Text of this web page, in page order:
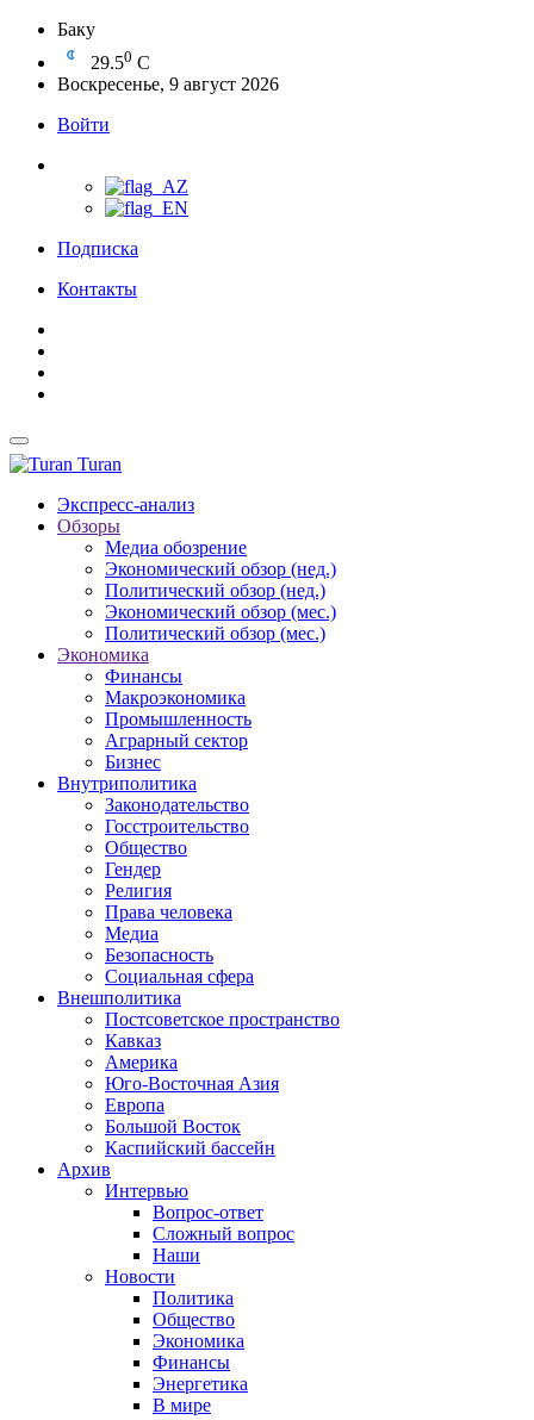
Баку
29.50 C
Воскресенье, 9 август 2026
Войти
Подписка
Контакты
Turan
Экспресс-анализ
Обзоры
Медиа обозрение
Экономический обзор (нед.)
Политический обзор (нед.)
Экономический обзор (мес.)
Политический обзор (мес.)
Экономика
Финансы
Макроэкономика
Промышленность
Аграрный сектор
Бизнес
Внутриполитика
Законодательство
Госстроительство
Общество
Гендер
Религия
Права человека
Медиа
Безопасность
Социальная сфера
Внешполитика
Постсоветское пространство
Кавказ
Америка
Юго-Восточная Азия
Европа
Большой Восток
Каспийский бассейн
Архив
Интервью
Вопрос-ответ
Сложный вопрос
Наши
Новости
Политика
Общество
Экономика
Финансы
Энергетика
В мире